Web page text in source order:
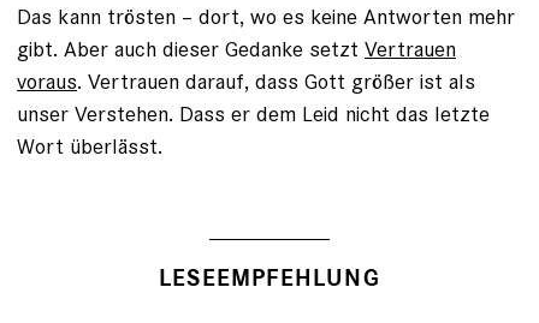
Das kann trösten – dort, wo es keine Antworten mehr
gibt. Aber auch dieser Gedanke setzt Vertrauen
voraus. Vertrauen darauf, dass Gott größer ist als
unser Verstehen. Dass er dem Leid nicht das letzte
Wort überlässt.
LESEEMPFEHLUNG